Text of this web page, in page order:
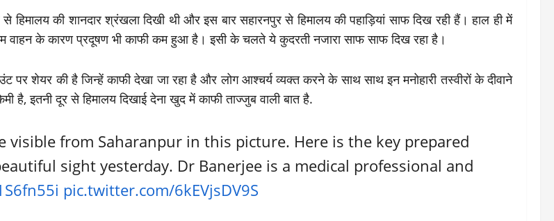
की शानदार श्रंखला दिखी थी और इस बार सहारनपुर से हिमालय की पहाड़ियां साफ दिख रही हैं। हाल ही में
के कारण प्रदूषण भी काफी कम हुआ है। इसी के चलते ये कुदरती नजारा साफ साफ दिख रहा है।
पर शेयर की है जिन्हें काफी देखा जा रहा है और लोग आश्चर्य व्यक्त करने के साथ साथ इन मनोहारी तस्वीरों के दीवाने
है, इतनी दूर से हिमालय दिखाई देना खुद में काफी ताज्जुब वाली बात है.
visible from Saharanpur in this picture. Here is the key prepared
sight yesterday. Dr Banerjee is a medical professional and
pic.twitter.com/6kEVjsDV9S